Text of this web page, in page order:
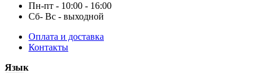
Пн-пт - 10:00 - 16:00
Сб- Вс - выходной
Оплата и доставка
Контакты
Язык